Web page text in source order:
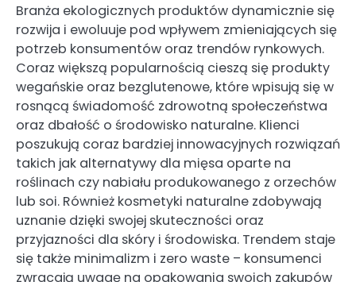
Branża ekologicznych produktów dynamicznie się
rozwija i ewoluuje pod wpływem zmieniających się
potrzeb konsumentów oraz trendów rynkowych.
Coraz większą popularnością cieszą się produkty
wegańskie oraz bezglutenowe, które wpisują się w
rosnącą świadomość zdrowotną społeczeństwa
oraz dbałość o środowisko naturalne. Klienci
poszukują coraz bardziej innowacyjnych rozwiązań
takich jak alternatywy dla mięsa oparte na
roślinach czy nabiału produkowanego z orzechów
lub soi. Również kosmetyki naturalne zdobywają
uznanie dzięki swojej skuteczności oraz
przyjazności dla skóry i środowiska. Trendem staje
się także minimalizm i zero waste – konsumenci
zwracają uwagę na opakowania swoich zakupów